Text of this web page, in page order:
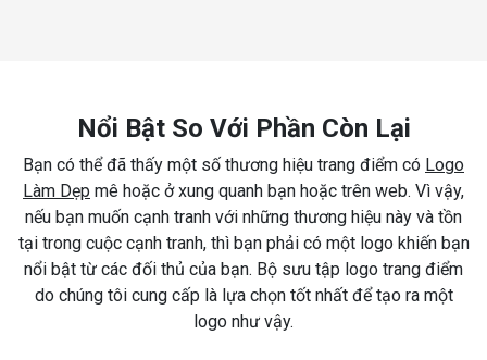
Nổi Bật So Với Phần Còn Lại
Bạn có thể đã thấy một số thương hiệu trang điểm có Logo
Làm Dẹp mê hoặc ở xung quanh bạn hoặc trên web. Vì vậy,
nếu bạn muốn cạnh tranh với những thương hiệu này và tồn
tại trong cuộc cạnh tranh, thì bạn phải có một logo khiến bạn
nổi bật từ các đối thủ của bạn. Bộ sưu tập logo trang điểm
do chúng tôi cung cấp là lựa chọn tốt nhất để tạo ra một
logo như vậy.